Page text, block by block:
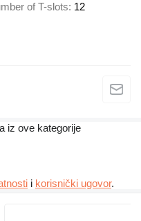
of T-slots 12
iz ove kategorije
i korisnički ugovor.